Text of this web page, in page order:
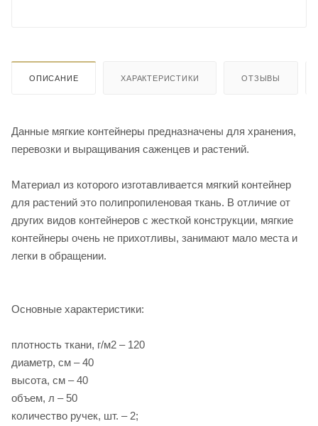
ОПИСАНИЕ ХАРАКТЕРИСТИКИ ОТЗЫВЫ
Данные мягкие контейнеры предназначены для хранения,
перевозки и выращивания саженцев и растений.
Материал из которого изготавливается мягкий контейнер
для растений это полипропиленовая ткань. В отличие от
других видов контейнеров с жесткой конструкции, мягкие
контейнеры очень не прихотливы, занимают мало места и
легки в обращении.
Основные характеристики:
плотность ткани, г/м2 – 120
диаметр, см – 40
высота, см – 40
объем, л – 50
количество ручек, шт. – 2;